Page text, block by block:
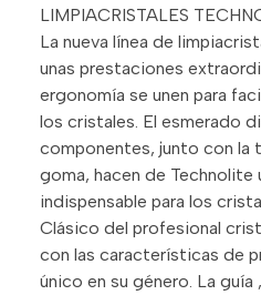
LIMPIACRISTALES
La nueva línea de
unas prestaciones
ergonomía se unen para
los cristales. El esmerado
componentes, junto con la
goma, hacen de Technolite
indispensable para los
Clásico del profesional
con las características de
único en su género. La guía